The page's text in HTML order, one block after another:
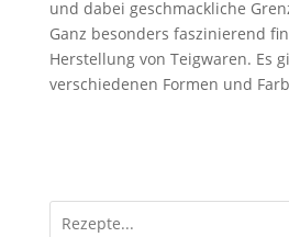
und dabei geschmackliche
Ganz besonders faszinierend
Herstellung von Teigwaren. Es
verschiedenen Formen und